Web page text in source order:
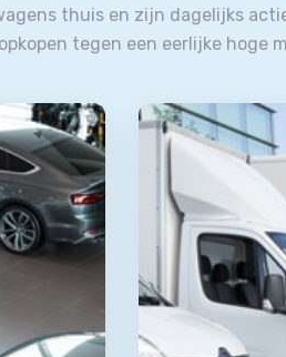
thuis en zijn dagelijks
tegen een eerlijke hoge